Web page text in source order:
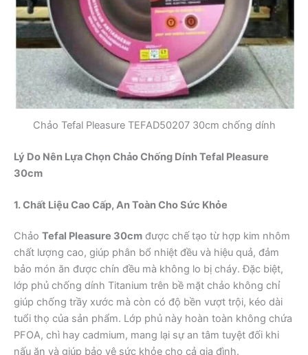
Chảo Tefal Pleasure TEFAD50207 30cm chống dính
Lý Do Nên Lựa Chọn Chảo Chống Dính Tefal Pleasure
30cm
1. Chất Liệu Cao Cấp, An Toàn Cho Sức Khỏe
Chảo Tefal Pleasure 30cm được chế tạo từ hợp kim nhôm
chất lượng cao, giúp phân bổ nhiệt đều và hiệu quả, đảm
bảo món ăn được chín đều mà không lo bị cháy. Đặc biệt,
lớp phủ chống dính Titanium trên bề mặt chảo không chỉ
giúp chống trầy xước mà còn có độ bền vượt trội, kéo dài
tuổi thọ của sản phẩm. Lớp phủ này hoàn toàn không chứa
PFOA, chì hay cadmium, mang lại sự an tâm tuyệt đối khi
nấu ăn và giúp bảo vệ sức khỏe cho cả gia đình.